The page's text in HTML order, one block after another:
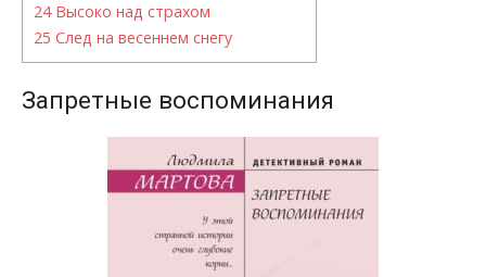
24Высоко над страхом
25 След на весеннем снегу
Запретные воспоминания